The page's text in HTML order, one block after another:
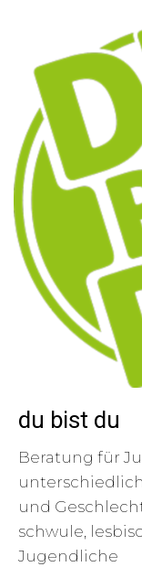
du bist du
Beratung für
und
schwule,
Jugendliche